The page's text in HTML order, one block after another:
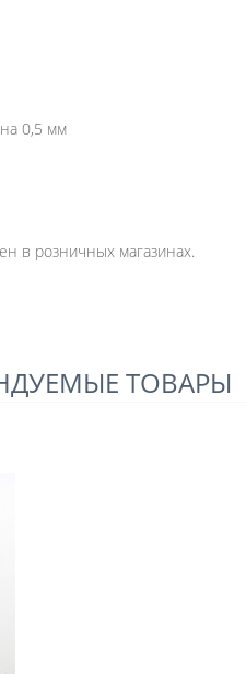
0,5 мм
в розничных магазинах.
ТОВАРЫ